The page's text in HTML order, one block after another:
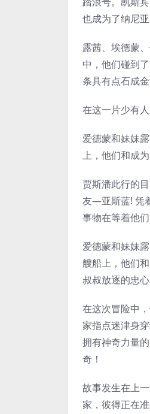
也成为了纳尼亚
露茜、埃德蒙
中，他们碰到
条具有点石成
在这一片少有
爱德蒙和妹妹
上，他们和成
贾斯潘此行的
友—亚斯蓝! 凭
事物在等着他
爱德蒙和妹妹
艘船上，他们
叔叔放逐的忠心
在这次冒险中
家指点迷津身
拥有神奇力量
奇！
故事发生在上
家，彼得正在